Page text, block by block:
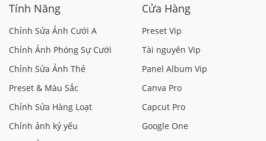
Tính Năng
Chỉnh Sửa Ảnh Cưới A
Chỉnh Ảnh Phóng Sự Cưới
Chỉnh Sửa Ảnh Thẻ
Preset & Màu Sắc
Chỉnh Sửa Hàng Loạt
Chỉnh ảnh kỷ yếu
Cửa Hàng
Preset Vip
Tài nguyên Vip
Panel Album Vip
Canva Pro
Capcut Pro
Google One